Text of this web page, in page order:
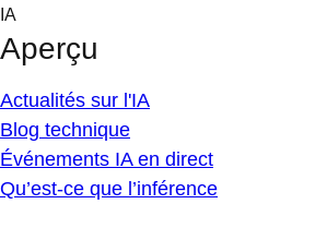
Skip
content
IA
Aperçu
Actualités sur l'IA
Blog technique
Événements IA en direct
Qu’est-ce que l’inférence